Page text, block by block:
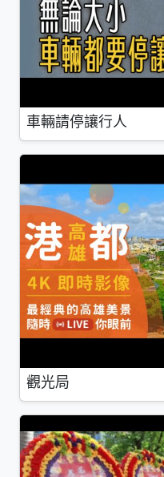
車輛請停讓行人
觀光局